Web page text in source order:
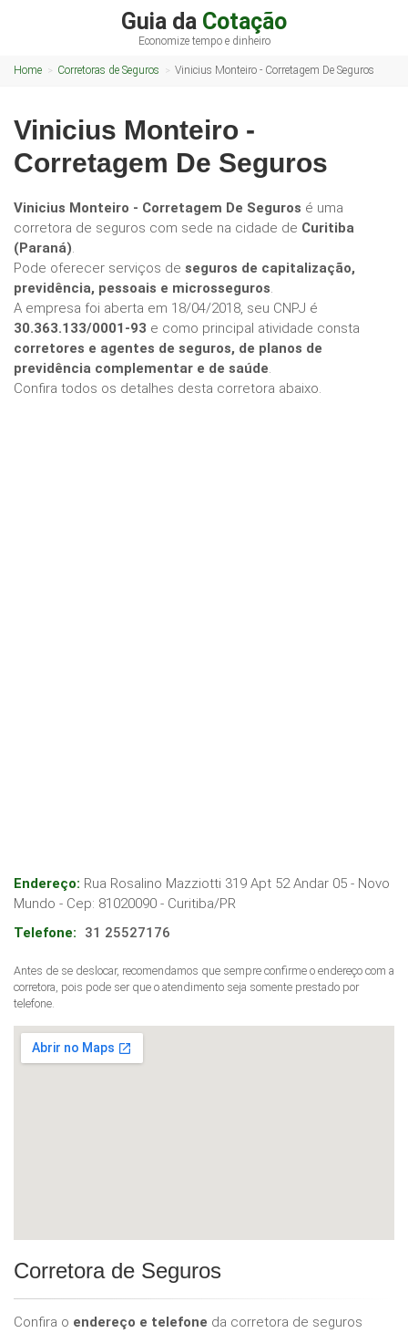
Guia da Cotação
Economize tempo e dinheiro
Home Corretoras de Seguros Vinicius Monteiro - Corretagem De Seguros
Vinicius Monteiro -
Corretagem De Seguros
Vinicius Monteiro - Corretagem De Seguros é uma
corretora de seguros com sede na cidade de Curitiba
(Paraná).
Pode oferecer serviços de seguros de capitalização,
previdência, pessoais e microsseguros.
A empresa foi aberta em 18/04/2018, seu CNPJ é
30.363.133/0001-93 e como principal atividade consta
corretores e agentes de seguros, de planos de
previdência complementar e de saúde.
Confira todos os detalhes desta corretora abaixo.
Endereço: Rua Rosalino Mazziotti 319 Apt 52 Andar 05 - Novo
Mundo - Cep: 81020090 - Curitiba/PR
Telefone:
31 25527176
Antes de se deslocar, recomendamos que sempre confirme o endereço com a
corretora, pois pode ser que o atendimento seja somente prestado por
telefone.
Corretora de Seguros
Confira o endereço e telefone da corretora de seguros